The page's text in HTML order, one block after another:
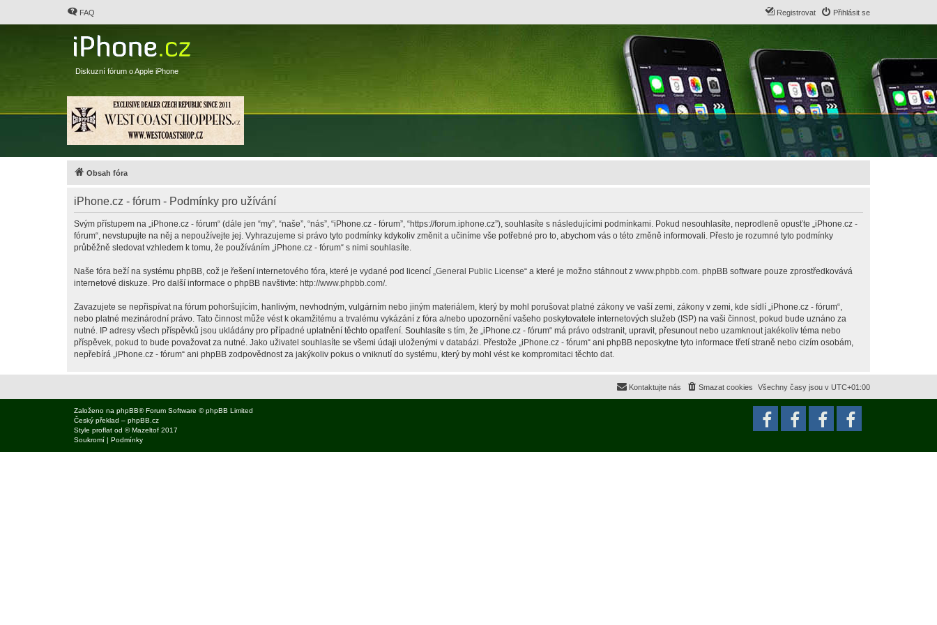
FAQ Přihlásit se
Registrovat
Diskuzní fórum o Apple iPhone
Obsah fóra
iPhone.cz - fórum - Podmínky pro užívání
Svým přístupem na „iPhone.cz - fórum“ (dále jen “my”, “naše”, “nás”, “iPhone.cz - fórum”, “https://forum.iphone.cz”), souhlasíte s následujícími podmínkami. Pokud nesouhlasíte, neprodleně opusťte „iPhone.cz -
fórum“, nevstupujte na něj a nepoužívejte jej. Vyhrazujeme si právo tyto podmínky kdykoliv změnit a učiníme vše potřebné pro to, abychom vás o této změně informovali. Přesto je rozumné tyto podmínky
průběžně sledovat vzhledem k tomu, že používáním „iPhone.cz - fórum“ s nimi souhlasíte.
Naše fóra beží na systému phpBB, což je řešení internetového fóra, které je vydané pod licencí „General Public License“ a které je možno stáhnout z www.phpbb.com. phpBB software pouze zprostředkovává
internetové diskuze. Pro další informace o phpBB navštivte: http://www.phpbb.com/.
Zavazujete se nepřispívat na fórum pohoršujícím, hanlivým, nevhodným, vulgárním nebo jiným materiálem, který by mohl porušovat platné zákony ve vaší zemi, zákony v zemi, kde sídlí „iPhone.cz - fórum“,
nebo platné mezinárodní právo. Tato činnost může vést k okamžitému a trvalému vykázání z fóra a/nebo upozornění vašeho poskytovatele internetových služeb (ISP) na vaši činnost, pokud bude uznáno za
nutné. IP adresy všech příspěvků jsou ukládány pro případné uplatnění těchto opatření. Souhlasíte s tím, že „iPhone.cz - fórum“ má právo odstranit, upravit, přesunout nebo uzamknout jakékoliv téma nebo
příspěvek, pokud to bude považovat za nutné. Jako uživatel souhlasíte se všemi údaji uloženými v databázi. Přestože „iPhone.cz - fórum“ ani phpBB neposkytne tyto informace třetí straně nebo cizím osobám,
nepřebírá „iPhone.cz - fórum“ ani phpBB zodpovědnost za jakýkoliv pokus o vniknutí do systému, který by mohl vést ke kompromitaci těchto dat.
Všechny časy jsou v UTC+01:00
Smazat cookies
Kontaktujte nás
Založeno na phpBB® Forum Software © phpBB Limited
Český překlad – phpBB.cz
Style proflat od ©Mazeltof 2017
Soukromí | Podmínky